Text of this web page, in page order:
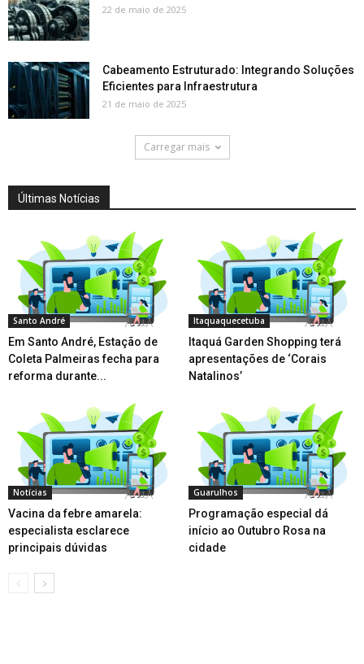
22 de maio de 2025
Cabeamento Estruturado: Integrando Soluções
Eficientes para Infraestrutura
21 de maio de 2025
Carregar mais
Últimas Notícias
Santo André
Em Santo André, Estação de
Coleta Palmeiras fecha para
reforma durante...
Itaquaquecetuba
Itaquá Garden Shopping terá
apresentações de ‘Corais
Natalinos’
Notícias
Vacina da febre amarela:
especialista esclarece
principais dúvidas
Guarulhos
Programação especial dá
início ao Outubro Rosa na
cidade